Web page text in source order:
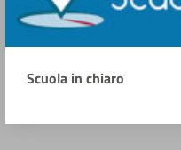
Scuola in chiaro